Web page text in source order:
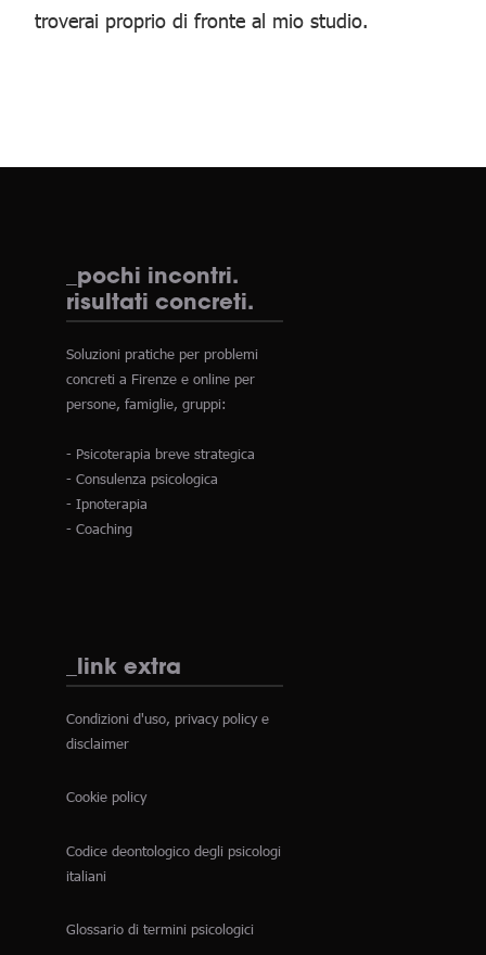
troverai proprio di fronte al mio studio.
_pochi incontri.
risultati concreti.
Soluzioni pratiche per problemi
concreti a Firenze e online per
persone, famiglie, gruppi:
- Psicoterapia breve strategica
- Consulenza psicologica
- Ipnoterapia
- Coaching
_link extra
Condizioni d'uso, privacy policy e
disclaimer
Cookie policy
Codice deontologico degli psicologi
italiani
Glossario di termini psicologici